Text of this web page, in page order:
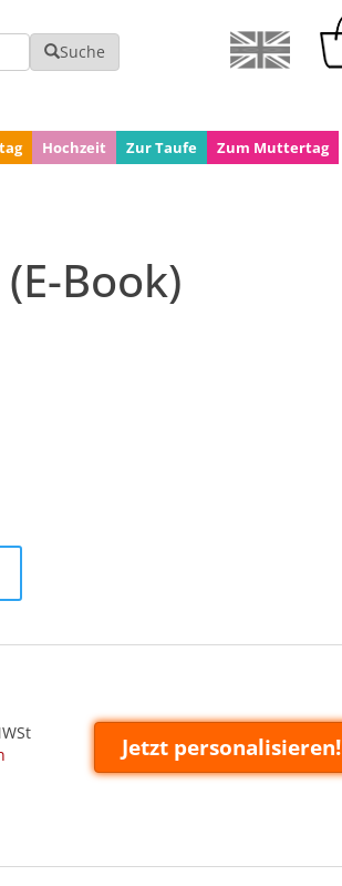
Suche
Hochzeit Zur Taufe
Zum Muttertag
Book)
Jetzt personalisieren!